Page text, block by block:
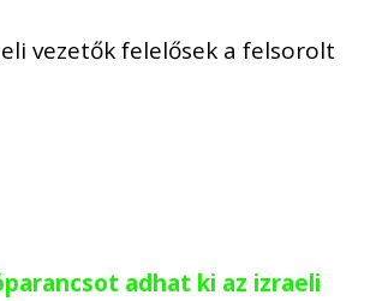
vezetők felelősek a felsorolt
adhat ki az izraeli